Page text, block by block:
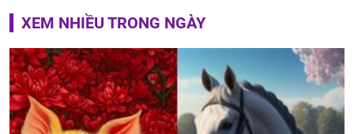
XEM NHIỀU TRONG NGÀY